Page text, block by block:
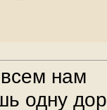
нам
одну